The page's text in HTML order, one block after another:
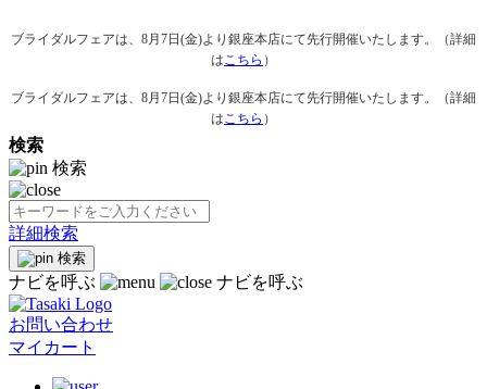
ブライダルフェアは、8月7日(金)より銀座本店にて先行開催いたします。（詳細
はこちら ）
ブライダルフェアは、8月7日(金)より銀座本店にて先行開催いたします。（詳細
はこちら ）
検索
検索
詳細検索
検索
ナビを呼ぶ ナビを呼ぶ
お問い合わせ
マイカート